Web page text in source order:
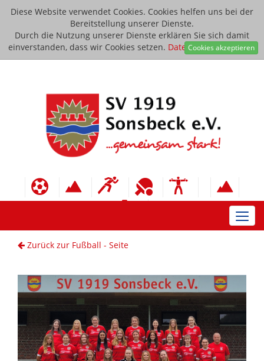
Diese Website verwendet Cookies. Cookies helfen uns bei der
Bereitstellung unserer Dienste.
Durch die Nutzung unserer Dienste erklären Sie sich damit
einverstanden, dass wir Cookies setzen. Datenschutzerklärung
Cookies akzeptieren
Zurück zur Fußball - Seite